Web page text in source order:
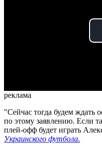
реклама
"Сейчас тогда будем ждать
по этому заявлению. Если
плей-офф будет играть
Украинского футбола.